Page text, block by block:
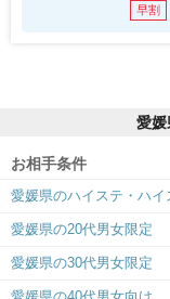
早割
愛媛
お相手条件
愛媛県のハイステ・ハイ
愛媛県の20代男女限定
愛媛県の30代男女限定